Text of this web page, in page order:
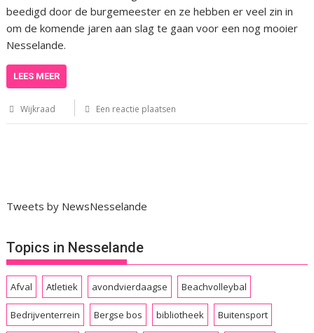
beedigd door de burgemeester en ze hebben er veel zin in
om de komende jaren aan slag te gaan voor een nog mooier
Nesselande.
LEES MEER
Wijkraad Een reactie plaatsen
Tweets by NewsNesselande
Topics in Nesselande
Afval Atletiek avondvierdaagse Beachvolleybal
Bedrijventerrein Bergse bos bibliotheek Buitensport